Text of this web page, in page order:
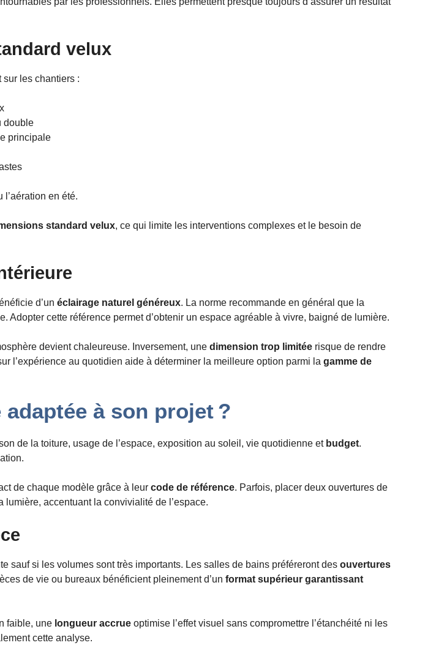
velux
les chantiers :
double
principale
en été.
standard velux, ce qui limite les interventions complexes et le besoin de
d’un éclairage naturel généreux. La norme recommande en général que la
cette référence permet d’obtenir un espace agréable à vivre, baigné de lumière.
devient chaleureuse. Inversement, une dimension trop limitée risque de rendre
l’expérience au quotidien aide à déterminer la meilleure option parmi la gamme de
à son projet ?
de la toiture, usage de l’espace, exposition au soleil, vie quotidienne et budget.
de chaque modèle grâce à leur code de référence. Parfois, placer deux ouvertures de
accentuant la convivialité de l’espace.
sauf si les volumes sont très importants. Les salles de bains préféreront des ouvertures
de vie ou bureaux bénéficient pleinement d’un format supérieur garantissant
faible, une longueur accrue optimise l’effet visuel sans compromettre l’étanchéité ni les
cette analyse.